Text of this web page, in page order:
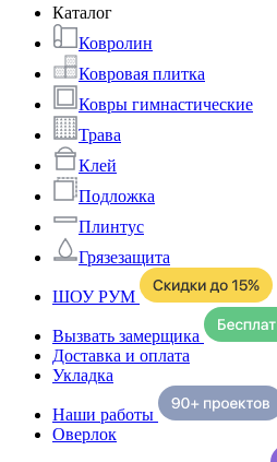
Каталог
Ковролин
Ковровая плитка
Ковры гимнастические
Трава
Клей
Подложка
Плинтус
Грязезащита
ШОУ РУМ
Вызвать замерщика
Доставка и оплата
Укладка
Наши работы
Оверлок